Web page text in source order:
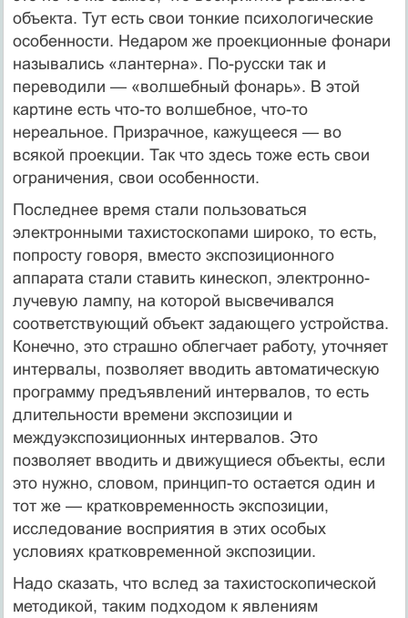
объекта. Тут есть свои тонкие психологические
особенности. Недаром же проекционные фонари
назывались «лантерна». По-русски так и
переводили — «волшебный фонарь». В этой
картине есть что-то волшебное, что-то
нереальное. Призрачное, кажущееся — во
всякой проекции. Так что здесь тоже есть свои
ограничения, свои особенности.
Последнее время стали пользоваться
электронными тахистоскопами широко, то есть,
попросту говоря, вместо экспозиционного
аппарата стали ставить кинескоп, электронно-
лучевую лампу, на которой высвечивался
соответствующий объект задающего устройства.
Конечно, это страшно облегчает работу, уточняет
интервалы, позволяет вводить автоматическую
программу предъявлений интервалов, то есть
длительности времени экспозиции и
междуэкспозиционных интервалов. Это
позволяет вводить и движущиеся объекты, если
это нужно, словом, принцип-то остается один и
тот же — кратковременность экспозиции,
исследование восприятия в этих особых
условиях кратковременной экспозиции.
Надо сказать, что вслед за тахистоскопической
методикой, таким подходом к явлениям